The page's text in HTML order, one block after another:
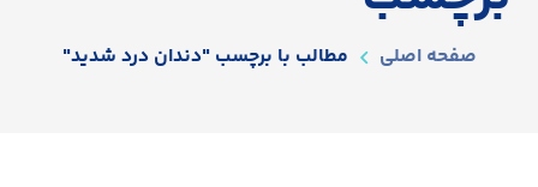
صفحه اصلی مطالب با برچسب "دندان درد شدید"